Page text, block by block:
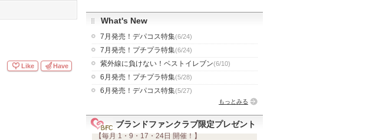
Like Have
What's New
7月発売！デパコス特集(6/24)
7月発売！プチプラ特集(6/24)
紫外線に負けない！ベストイレブン(6/10)
6月発売！プチプラ特集(5/28)
6月発売！デパコス特集(5/27)
もっとみる
ブランドファンクラブ限定プレゼント
【毎月 1・9・17・24日 開催！】